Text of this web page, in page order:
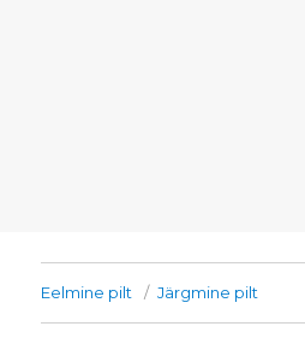
Eelmine pilt Järgmine pilt